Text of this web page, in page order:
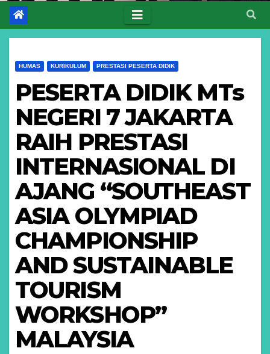
HUMAS KURIKULUM PRESTASI PESERTA DIDIK
PESERTA DIDIK MTs
NEGERI 7 JAKARTA
RAIH PRESTASI
INTERNASIONAL DI
AJANG “SOUTHEAST
ASIA OLYMPIAD
CHAMPIONSHIP
AND SUSTAINABLE
TOURISM
WORKSHOP”
MALAYSIA